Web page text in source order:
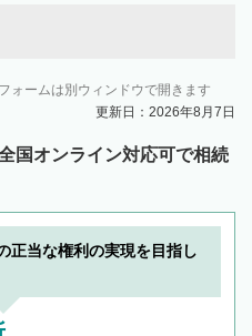
ォームは別ウィンドウで開きます
更新日：2026年8月7日
国オンライン対応可で相続
正当な権利の実現を目指し